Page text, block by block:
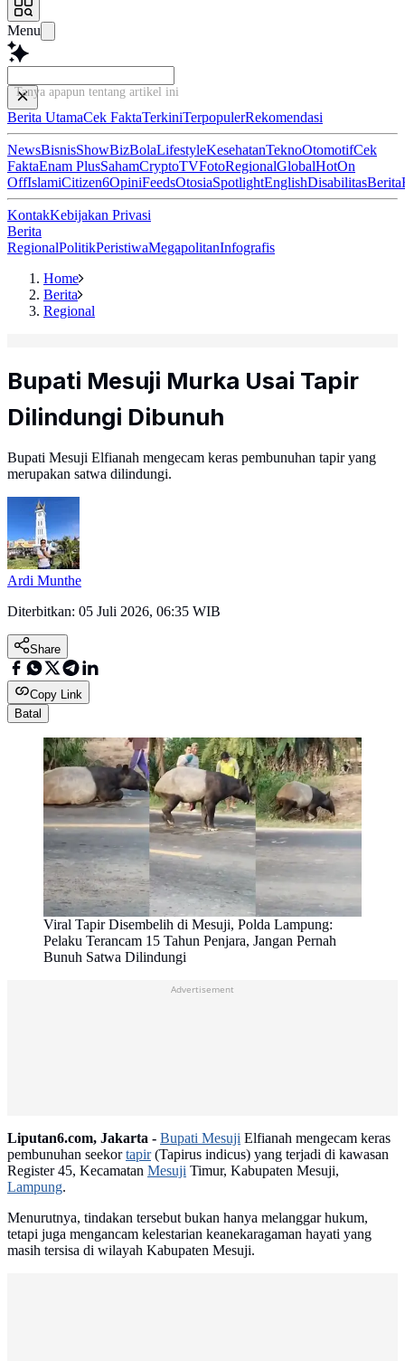
Menu
Tanya apapun tentang artikel ini...
Berita UtamaCek FaktaTerkiniTerpopulerRekomendasi
NewsBisnisShowBizBolaLifestyleKesehatanTeknoOtomotifCek
FaktaEnam PlusSahamCryptoTVFotoRegionalGlobalHotOn
OffIslamiCitizen6OpiniFeedsOtosiaSpotlightEnglishDisabilitasBerita
KontakKebijakan Privasi
Berita
RegionalPolitikPeristiwaMegapolitanInfografis
Home
Berita
Regional
Bupati Mesuji Murka Usai Tapir
Dilindungi Dibunuh
Bupati Mesuji Elfianah mengecam keras pembunuhan tapir yang
merupakan satwa dilindungi.
Ardi Munthe
Diterbitkan: 05 Juli 2026, 06:35 WIB
Share
Copy Link
Batal
Viral Tapir Disembelih di Mesuji, Polda Lampung:
Pelaku Terancam 15 Tahun Penjara, Jangan Pernah
Bunuh Satwa Dilindungi
Advertisement
Liputan6.com, Jakarta - Bupati Mesuji Elfianah mengecam keras
pembunuhan seekortapir(Tapirus indicus) yang terjadi di kawasan
Register 45, Kecamatan Mesuji Timur, Kabupaten Mesuji,
Lampung.
Menurutnya, tindakan tersebut bukan hanya melanggar hukum,
tetapi juga mengancam kelestarian keanekaragaman hayati yang
masih tersisa di wilayah Kabupaten Mesuji.